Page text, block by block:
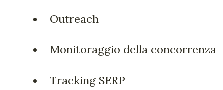
Outreach
Monitoraggio della concorrenza
Tracking SERP